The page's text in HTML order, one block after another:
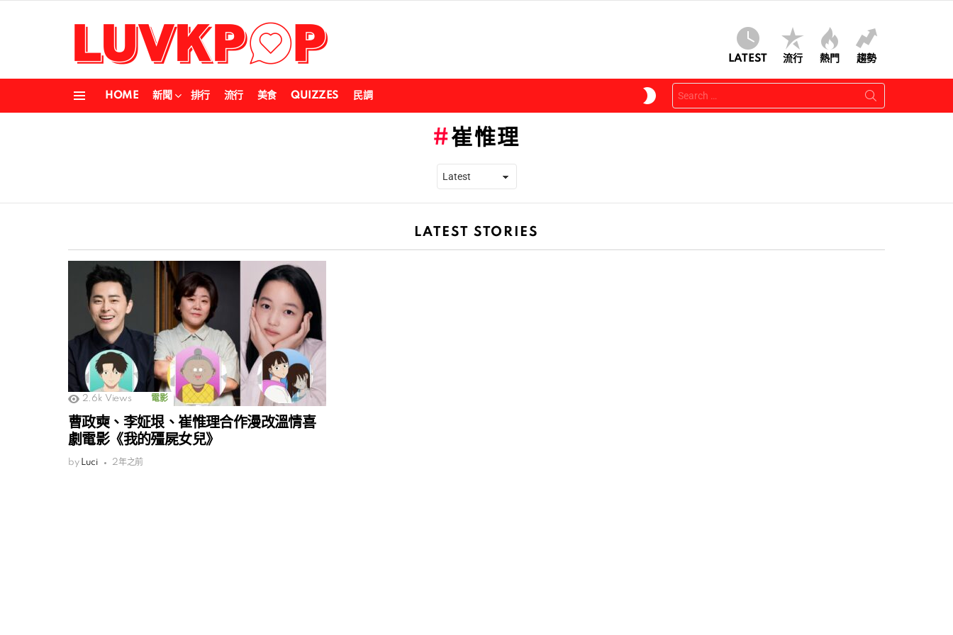
LATEST 流行 熱門 趨勢
HOME 新聞 排行 流行 美食 QUIZZES 民調
SKIN
Search
for:
崔惟理
LATEST STORIES
2.6k Views 電影
曹政奭、李姃垠、崔惟理合作漫改溫情喜
劇電影《我的殭屍女兒》
by Luci 2年之前